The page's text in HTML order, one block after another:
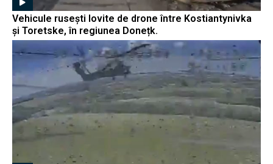
Vehicule rusești lovite de drone între Kostiantynivka
și Toretske, în regiunea Donețk.